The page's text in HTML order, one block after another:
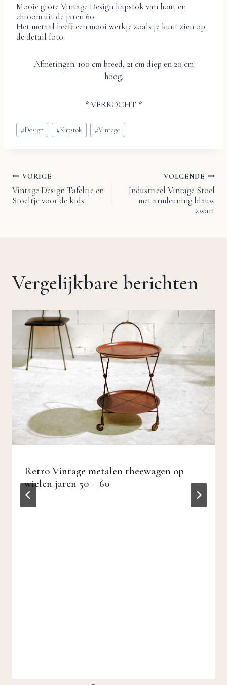
Mooie grote Vintage Design kapstok van hout en
chroom uit de jaren 60.
Het metaal heeft een mooi werkje zoals je kunt zien op
de detail foto.
Afmetingen: 100 cm breed, 21 cm diep en 20 cm
hoog.
* VERKOCHT *
Bericht
tags:
#Design #Kapstok #Vintage
Bericht
VORIGE
Vintage Design Tafeltje en
Stoeltje voor de kids
VOLGENDE
Industrieel Vintage Stoel
met armleuning blauw
zwart
Vergelijkbare berichten
Retro Vintage metalen theewagen op
wielen jaren 50 – 60